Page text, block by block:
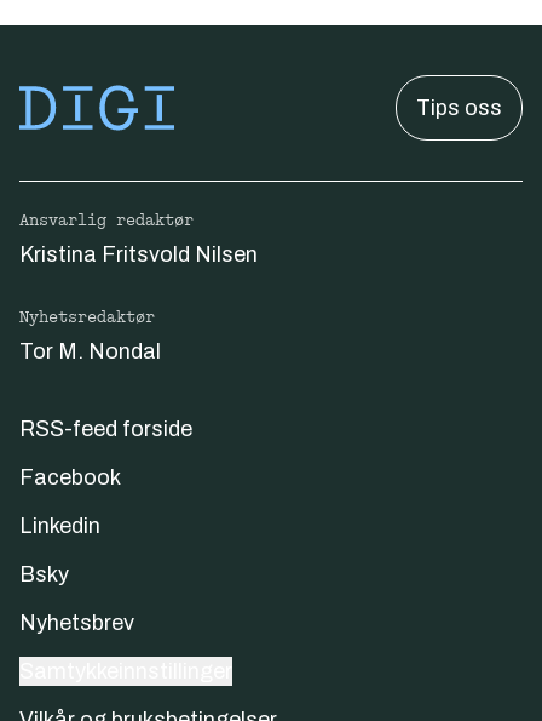
Tips oss
Ansvarlig redaktør
Kristina Fritsvold Nilsen
Nyhetsredaktør
Tor M. Nondal
RSS-feed forside
Facebook
Linkedin
Bsky
Nyhetsbrev